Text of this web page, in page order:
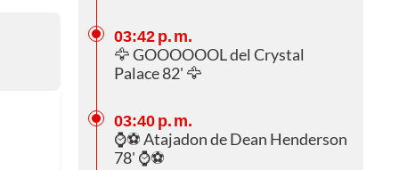
03:42 p. m.
🦅 GOOOOOOL del Crystal
Palace 82' 🦅
03:40 p. m.
⌚⚽ Atajadon de Dean Henderson
78' ⌚⚽